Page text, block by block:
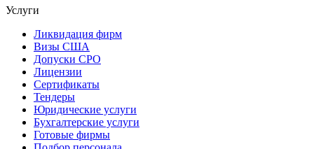
Услуги
Ликвидация фирм
Визы США
Допуски СРО
Лицензии
Сертификаты
Тендеры
Юридические услуги
Бухгалтерские услуги
Готовые фирмы